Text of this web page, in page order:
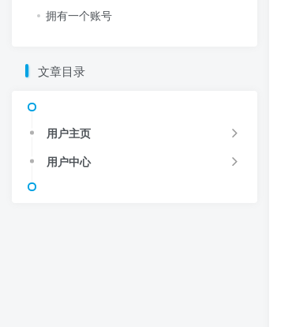
拥有一个账号
文章目录
用户主页
用户中心